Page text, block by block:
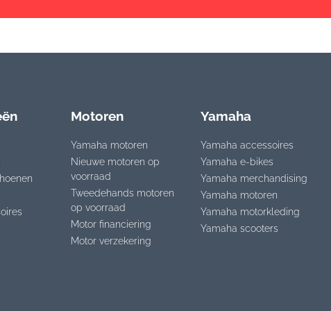
Motoren
Yamaha motoren
Nieuwe motoren op
voorraad
Tweedehands motoren
op voorraad
Motor financiering
Motor verzekering
Yamaha
Yamaha accessoires
Yamaha e-bikes
Yamaha merchandising
Yamaha motoren
Yamaha motorkleding
Yamaha scooters